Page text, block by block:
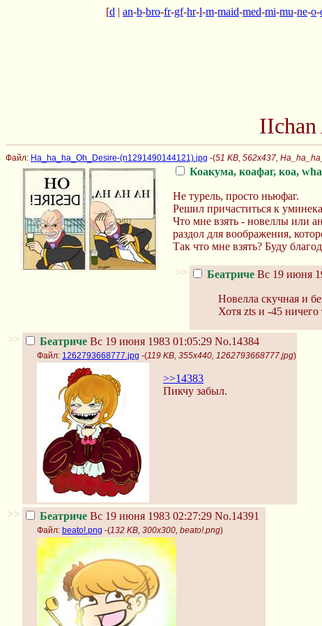
[d | an-b-bro-fr-gf-hr-l-m-maid-med-mi-mu-ne-o-
Файл: Ha_ha_ha_Oh_Desire-(n1291490144121).jpg -(51 KB, 562x437,
Коакума, коафаг, коа,
Не турель, просто ньюфаг.
Решил причаститься к
Что мне взять - новеллы или
раздол для воображения,
Так что мне взять? Буду
>> Беатриче Вс 19 июня
Новелла скучная и
Хотя zts и -45 ничего
>> Беатриче Вс 19 июня 1983 01:05:29 No.14384
Файл: 1262793668777.jpg -(119 KB, 355x440, 1262793668777.jpg)
>>14383
Пикчу забыл.
>> Беатриче Вс 19 июня 1983 02:27:29 No.14391
Файл: beato!.png -(132 KB, 300x300, beato!.png)